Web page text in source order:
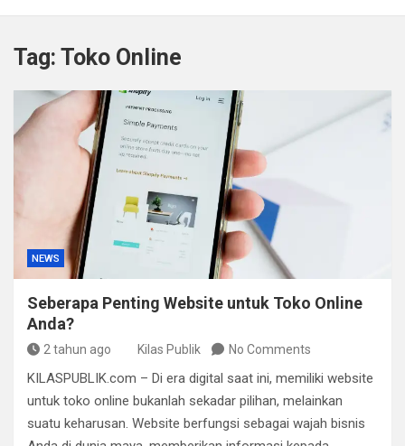
Kapolda Sumsel Tekankan Tiga Langkah Cegah
Satpol PP Bandung Tertibkan 645 Bangunan Liar dalam
Polisi Bongkar Dugaan Peredaran Sabu di Bengkulu,
Puluhan Gram Narkotika Disita
Kurir Ganja Ditangkap, Puluhan Paket Digagalkan Polisi
di Pasaman Barat
Tag: Toko Online
NEWS
Seberapa Penting Website untuk Toko Online
Anda?
2 tahun ago Kilas Publik No Comments
KILASPUBLIK.com – Di era digital saat ini, memiliki website
untuk toko online bukanlah sekadar pilihan, melainkan
suatu keharusan. Website berfungsi sebagai wajah bisnis